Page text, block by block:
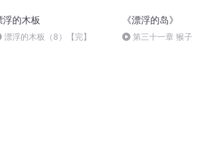
浮的木板
漂浮的木板（8）【完】
《漂浮的岛》
第三十一章 猴子